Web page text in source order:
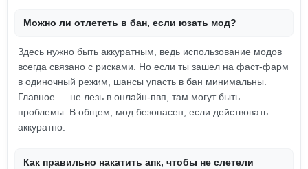
Можно ли отлететь в бан, если юзать мод?
Здесь нужно быть аккуратным, ведь использование модов
всегда связано с рисками. Но если ты зашел на фаст-фарм
в одиночный режим, шансы упасть в бан минимальны.
Главное — не лезь в онлайн-пвп, там могут быть
проблемы. В общем, мод безопасен, если действовать
аккуратно.
Как правильно накатить апк, чтобы не слетели